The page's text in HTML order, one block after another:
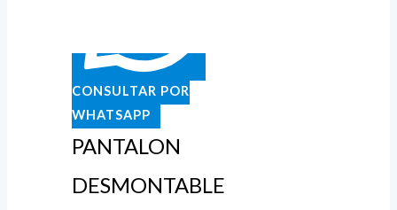
CONSULTAR POR
WHATSAPP
PANTALON
DESMONTABLE